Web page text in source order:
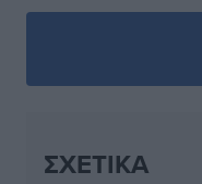
ΣΧΕΤΙΚΆ